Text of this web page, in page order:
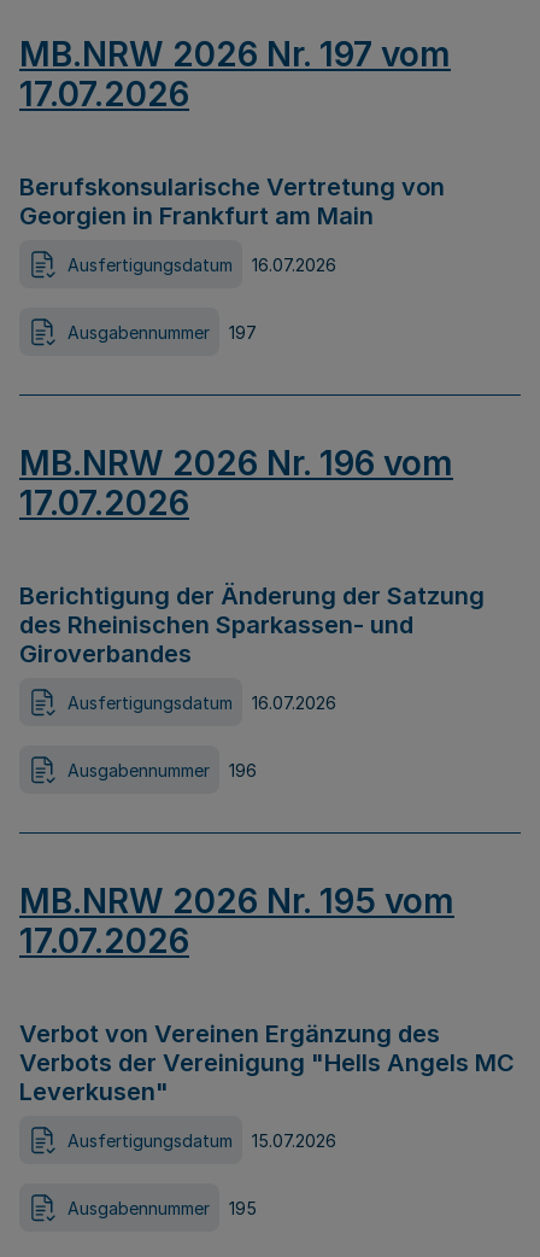
MB.NRW 2026 Nr. 197 vom
17.07.2026
Berufskonsularische Vertretung von
Georgien in Frankfurt am Main
Ausfertigungsdatum 16.07.2026
Ausgabennummer 197
MB.NRW 2026 Nr. 196 vom
17.07.2026
Berichtigung der Änderung der Satzung
des Rheinischen Sparkassen- und
Giroverbandes
Ausfertigungsdatum 16.07.2026
Ausgabennummer 196
MB.NRW 2026 Nr. 195 vom
17.07.2026
Verbot von Vereinen Ergänzung des
Verbots der Vereinigung "Hells Angels MC
Leverkusen"
Ausfertigungsdatum 15.07.2026
Ausgabennummer 195